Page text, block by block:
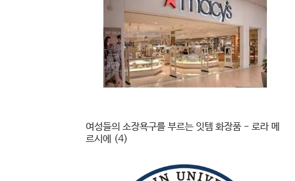
여성들의 소장욕구를 부르는 잇템 화장품 - 로라 메
르시에 (4)